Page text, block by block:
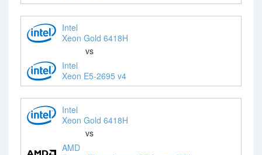
Intel
Xeon Gold 6418H
vs
Intel
Xeon E5-2695 v4
Intel
Xeon Gold 6418H
vs
AMD